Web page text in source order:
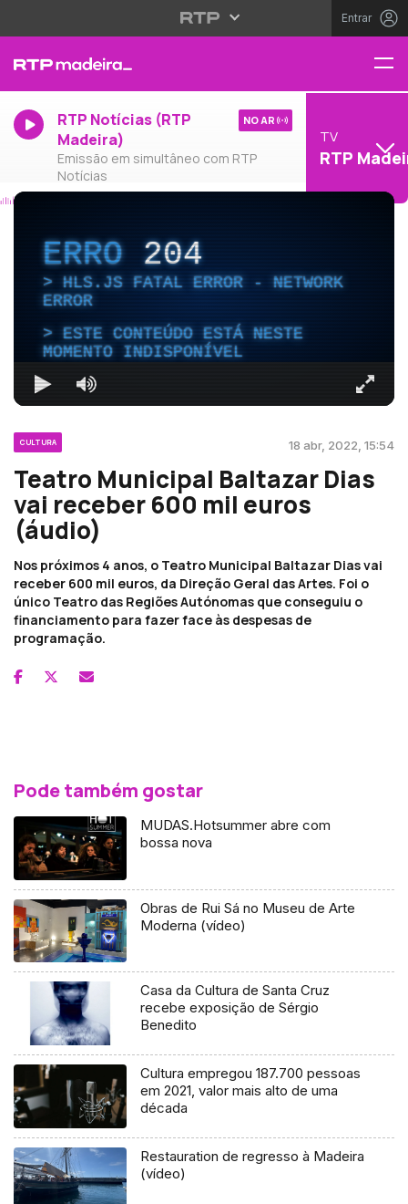
Entrar
RTP Notícias (RTP
Madeira)
Emissão em simultâneo com RTP
Notícias
NO AR
TV
RTP
ERRO204
HLS.JS FATAL ERROR - NETWORK
ERROR
ESTE CONTEÚDO ESTÁ NESTE
MOMENTO INDISPONÍVEL
CULTURA 18 abr, 2022, 15:54
Teatro Municipal Baltazar Dias
vai receber 600 mil euros
(áudio)
Nos próximos 4 anos, o Teatro Municipal Baltazar Dias vai
receber 600 mil euros, da Direção Geral das Artes. Foi o
único Teatro das Regiões Autónomas que conseguiu o
financiamento para fazer face às despesas de
programação.
Pode também gostar
MUDAS.Hotsummer abre com
bossa nova
Obras de Rui Sá no Museu de Arte
Moderna (vídeo)
Casa da Cultura de Santa Cruz
recebe exposição de Sérgio
Benedito
Cultura empregou 187.700 pessoas
em 2021, valor mais alto de uma
década
Restauration de regresso à Madeira
(vídeo)